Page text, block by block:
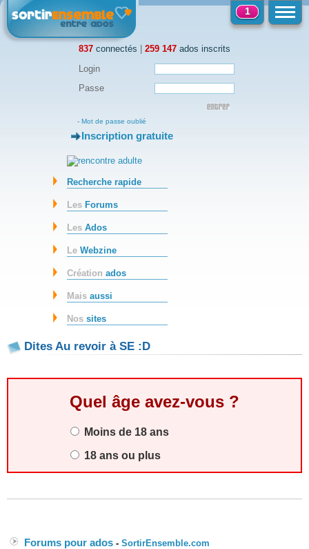
837 connectés | 259 147 ados inscrits
1
Login
Passe
- Mot de passe oublié
-Inscription gratuite
Recherche rapide
Les Forums
LesAdos
LeWebzine
Créationados
Maisaussi
Nossites
Dites Au revoir à SE :D
Quel âge avez-vous ?
Moins de 18 ans
18 ans ou plus
Forums pour ados - SortirEnsemble.com